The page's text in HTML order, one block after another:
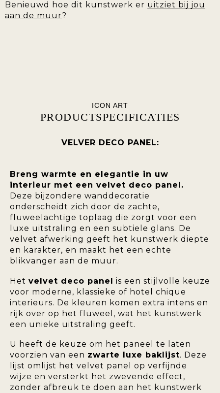
Benieuwd hoe dit kunstwerk er uitziet bij jou
aan de muur?
ICON ART
PRODUCTSPECIFICATIES
VELVER DECO PANEL:
Breng warmte en elegantie in uw
interieur met een velvet deco panel.
Deze bijzondere wanddecoratie
onderscheidt zich door de zachte,
fluweelachtige toplaag die zorgt voor een
luxe uitstraling en een subtiele glans. De
velvet afwerking geeft het kunstwerk diepte
en karakter, en maakt het een echte
blikvanger aan de muur.
Het velvet deco panel is een stijlvolle keuze
voor moderne, klassieke of hotel chique
interieurs. De kleuren komen extra intens en
rijk over op het fluweel, wat het kunstwerk
een unieke uitstraling geeft.
U heeft de keuze om het paneel te laten
voorzien van een zwarte luxe baklijst. Deze
lijst omlijst het velvet panel op verfijnde
wijze en versterkt het zwevende effect,
zonder afbreuk te doen aan het kunstwerk